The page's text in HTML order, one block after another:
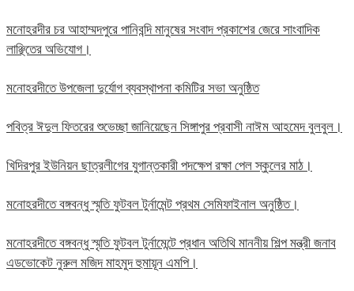
মনোহরদীর চর আহাম্মদপুরে পানিবন্দি মানুষের সংবাদ প্রকাশের জেরে সাংবাদিক
লাঞ্ছিতের অভিযোগ।
মনোহরদীতে উপজেলা দুর্যোগ ব্যবস্থাপনা কমিটির সভা অনুষ্ঠিত
পবিত্র ঈদুল ফিতরের শুভেচ্ছা জানিয়েছেন সিঙ্গাপুর প্রবাসী নাঈম আহমেদ বুলবুল।
খিদিরপুর ইউনিয়ন ছাত্রলীগের যুগান্তকারী পদক্ষেপ রক্ষা পেল স্কুলের মাঠ।
মনোহরদীতে বঙ্গবন্ধু স্মৃতি ফুটবল টুর্নামেন্ট প্রথম সেমিফাইনাল অনুষ্ঠিত।
মনোহরদীতে বঙ্গবন্ধু স্মৃতি ফুটবল টুর্নামেন্টে প্রধান অতিথি মাননীয় শিল্প মন্ত্রী জনাব
এডভোকেট নুরুল মজিদ মাহমুদ হুমায়ূন এমপি।